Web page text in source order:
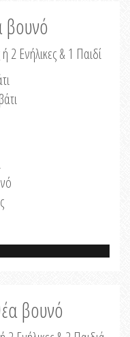
βουνό
2 Ενήλικες & 1 Παιδί
βουνό